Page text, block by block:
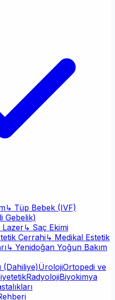
↳ Tüp Bebek (IVF)
Gebelik)
Lazer↳ Saç Ekimi
Cerrahi↳ Medikal Estetik
↳ Yenidoğan Yoğun Bakım
(Dahiliye)ÜrolojiOrtopedi ve
RadyolojiBiyokimya